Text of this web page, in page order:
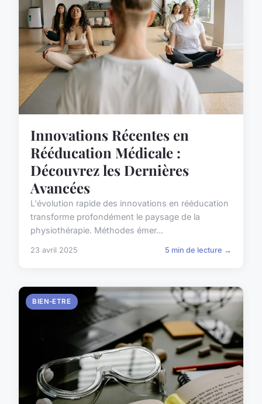
Innovations Récentes en
Rééducation Médicale :
Découvrez les Dernières
Avancées
L'évolution rapide des innovations en rééducation
transforme profondément le paysage de la
physiothérapie. Méthodes émer...
23 avril 2025 5 min de lecture →
BIEN-ETRE